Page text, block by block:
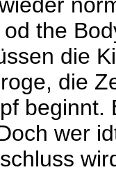
the
die
die
wer